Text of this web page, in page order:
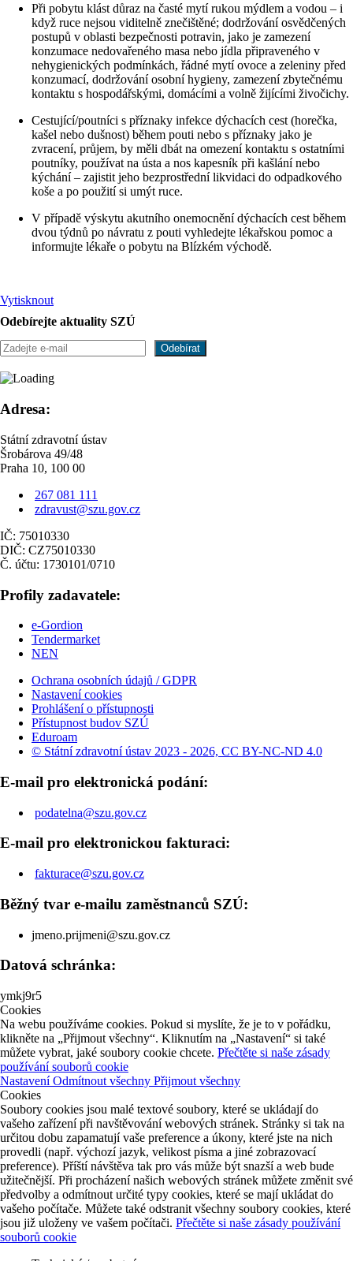
Při pobytu klást důraz na časté mytí rukou mýdlem a vodou – i
když ruce nejsou viditelně znečištěné; dodržování osvědčených
postupů v oblasti bezpečnosti potravin, jako je zamezení
konzumace nedovařeného masa nebo jídla připraveného v
nehygienických podmínkách, řádné mytí ovoce a zeleniny před
konzumací, dodržování osobní hygieny, zamezení zbytečnému
kontaktu s hospodářskými, domácími a volně žijícími živočichy.
Cestující/poutníci s příznaky infekce dýchacích cest (horečka,
kašel nebo dušnost) během pouti nebo s příznaky jako je
zvracení, průjem, by měli dbát na omezení kontaktu s ostatními
poutníky, používat na ústa a nos kapesník při kašlání nebo
kýchání – zajistit jeho bezprostřední likvidaci do odpadkového
koše a po použití si umýt ruce.
V případě výskytu akutního onemocnění dýchacích cest během
dvou týdnů po návratu z pouti vyhledejte lékařskou pomoc a
informujte lékaře o pobytu na Blízkém východě.
Vytisknout
Odebírejte aktuality SZÚ
Adresa:
Státní zdravotní ústav
Šrobárova 49/48
Praha 10, 100 00
267 081 111
zdravust@szu.gov.cz
IČ: 75010330
DIČ: CZ75010330
Č. účtu: 1730101/0710
Profily zadavatele:
e-Gordion
Tendermarket
NEN
Ochrana osobních údajů / GDPR
Nastavení cookies
Prohlášení o přístupnosti
Přístupnost budov SZÚ
Eduroam
© Státní zdravotní ústav 2023 - 2026, CC BY-NC-ND 4.0
E-mail pro elektronická podání:
podatelna@szu.gov.cz
E-mail pro elektronickou fakturaci:
fakturace@szu.gov.cz
Běžný tvar e-mailu zaměstnanců SZÚ:
jmeno.prijmeni@szu.gov.cz
Datová schránka:
ymkj9r5
Cookies
Na webu používáme cookies. Pokud si myslíte, že je to v pořádku,
klikněte na „Přijmout všechny“. Kliknutím na „Nastavení“ si také
můžete vybrat, jaké soubory cookie chcete. Přečtěte si naše zásady
používání souborů cookie
NastaveníOdmítnout všechny Přijmout všechny
Cookies
Soubory cookies jsou malé textové soubory, které se ukládají do
vašeho zařízení při navštěvování webových stránek. Stránky si tak na
určitou dobu zapamatují vaše preference a úkony, které jste na nich
provedli (např. výchozí jazyk, velikost písma a jiné zobrazovací
preference). Příští návštěva tak pro vás může být snazší a web bude
užitečnější. Při procházení našich webových stránek můžete změnit své
předvolby a odmítnout určité typy cookies, které se mají ukládat do
vašeho počítače. Můžete také odstranit všechny soubory cookies, které
jsou již uloženy ve vašem počítači. Přečtěte si naše zásady používání
souborů cookie